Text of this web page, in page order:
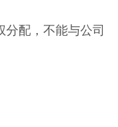
分配，不能与公司